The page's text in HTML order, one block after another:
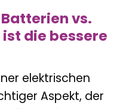
vs.
die bessere
elektrischen
Aspekt, der